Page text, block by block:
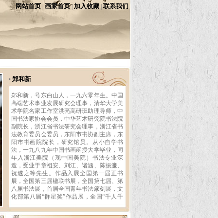
网站首页 画家首页|加入收藏 |联系我们
• 郑和新
郑和新，号东白山人，一九六零年生。中国
高端艺术事业发展研究会理事，清华大学美
术学院名家工作室洪亮高研班助理导师，中
国书法家协会会员，中华艺术研究院书法院
副院长，浙江省书法研究会理事，浙江省书
法教育委员会委员，东阳市书协副主席，东
阳市书画院院长，研究馆员。从小自学书
法，一九八九年中国书画函授大学毕业，同
年入浙江美院（现中国美院）书法专业深
造，受业于章祖安、刘江、诸涵、陈振濂、
祝遂之等先生。作品入展全国第一届正书
展，全国第三届楹联书展，全国第七届、第
八届书法展，首届全国青年书法篆刻展，文
化部第八届“群星奖”作品展，全国“千人千
展获奖（最高奖）作品，获《淳化阁帖》